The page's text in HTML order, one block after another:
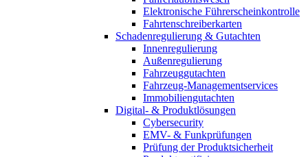
Elektronische Führerscheinkontrolle
Fahrtenschreiberkarten
Schadenregulierung & Gutachten
Innenregulierung
Außenregulierung
Fahrzeuggutachten
Fahrzeug-Managementservices
Immobiliengutachten
Digital- & Produktlösungen
Cybersecurity
EMV- & Funkprüfungen
Prüfung der Produktsicherheit